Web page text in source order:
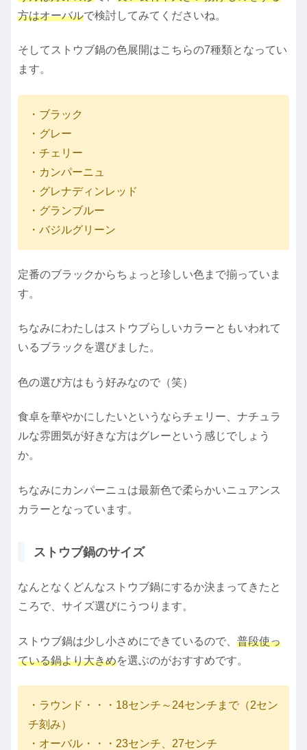
方はオーバルで検討してみてくださいね。
そしてストウブ鍋の色展開はこちらの7種類となってい
ます。
・ブラック
・グレー
・チェリー
・カンパーニュ
・グレナディンレッド
・グランブルー
・バジルグリーン
定番のブラックからちょっと珍しい色まで揃っていま
す。
ちなみにわたしはストウブらしいカラーともいわれて
いるブラックを選びました。
色の選び方はもう好みなので（笑）
食卓を華やかにしたいというならチェリー、ナチュラ
ルな雰囲気が好きな方はグレーという感じでしょう
か。
ちなみにカンパーニュは最新色で柔らかいニュアンス
カラーとなっています。
ストウブ鍋のサイズ
なんとなくどんなストウブ鍋にするか決まってきたと
ころで、サイズ選びにうつります。
ストウブ鍋は少し小さめにできているので、 普段使っ
ている鍋より大きめを選ぶのがおすすめです。
・ラウンド・・・18センチ～24センチまで（2セン
チ刻み）
・オーバル・・・23センチ、27センチ